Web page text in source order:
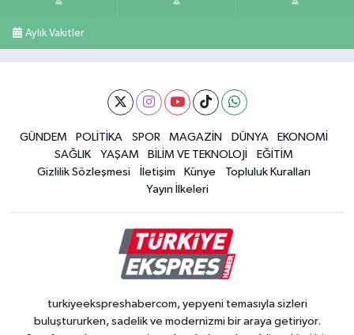
Aylık Vakitler
GÜNDEM POLİTİKA SPOR MAGAZİN DÜNYA
EKONOMİ
SAĞLIK
YAŞAM BİLİM VE TEKNOLOJİ
EĞİTİM
Gizlilik Sözleşmesi
İletişim Künye
Topluluk Kuralları
Yayın İlkeleri
turkiyeekspreshabercom, yepyeni temasıyla sizleri
buluştururken, sadelik ve modernizmi bir araya getiriyor.